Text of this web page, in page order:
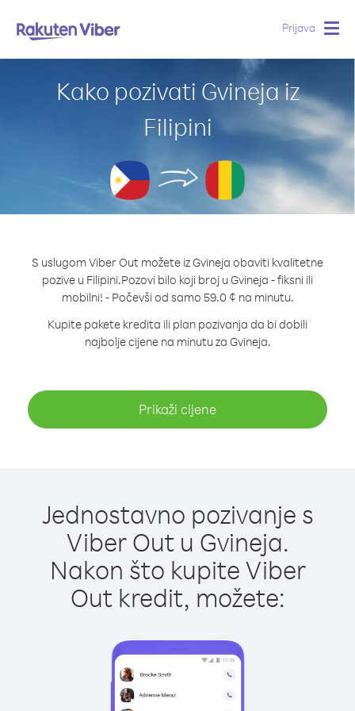
Prijava
Kako pozivati Gvineja iz
Filipini
S uslugom Viber Out možete iz Gvineja obaviti kvalitetne
pozive u Filipini.Pozovi bilo koji broj u Gvineja - fiksni ili
mobilni! - Počevši od samo 59.0 ¢ na minutu.
Kupite pakete kredita ili plan pozivanja da bi dobili
najbolje cijene na minutu za Gvineja.
Prikaži cijene
Jednostavno pozivanje s
Viber Out u Gvineja.
Nakon što kupite Viber
Out kredit, možete: